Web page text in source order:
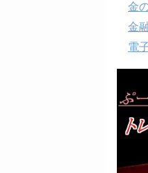
金
金
電